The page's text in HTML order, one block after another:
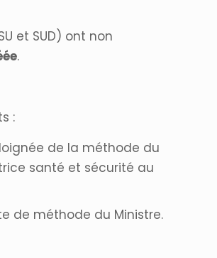
et SUD) ont non
.
:
de la méthode du
santé et sécurité au
de méthode du Ministre.